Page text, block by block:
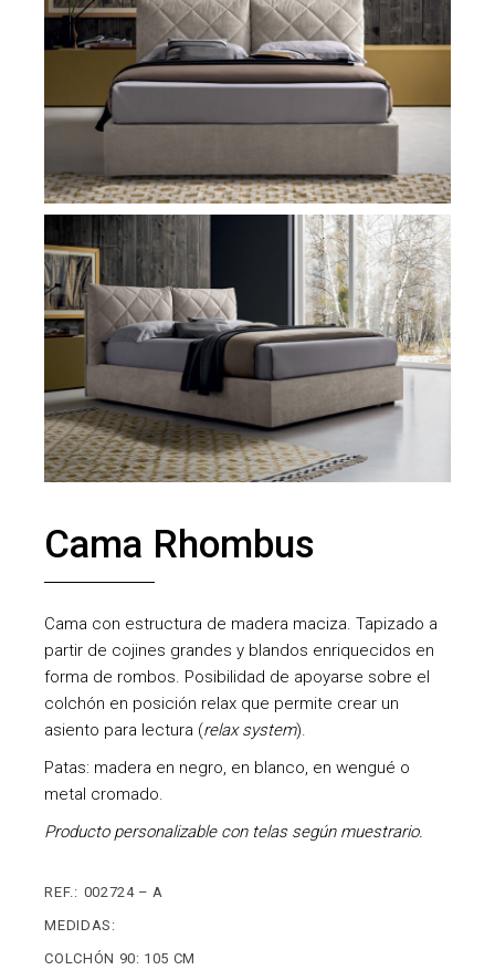
Cama Rhombus
Cama con estructura de madera maciza. Tapizado a
partir de cojines grandes y blandos enriquecidos en
forma de rombos. Posibilidad de apoyarse sobre el
colchón en posición relax que permite crear un
asiento para lectura (relax system).
Patas: madera en negro, en blanco, en wengué o
metal cromado.
Producto personalizable con telas según muestrario.
REF.: 002724 – A
MEDIDAS:
COLCHÓN 90: 105 CM